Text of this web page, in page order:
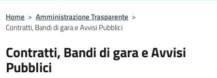
Home > Amministrazione Trasparente >
Contratti, Bandi di gara e Avvisi Pubblici
Contratti, Bandi di gara e Avvisi
Pubblici